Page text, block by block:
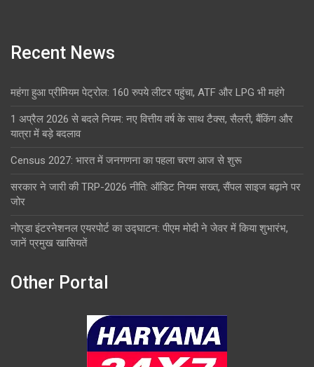
Recent News
महंगा हुआ प्रीमियम पेट्रोल: 160 रुपये लीटर पहुंचा, ATF और LPG भी महंगे
1 अप्रैल 2026 से बदले नियम: नए वित्तीय वर्ष के साथ टैक्स, सैलरी, बैंकिंग और
यात्रा में बड़े बदलाव
Census 2027: भारत में जनगणना का पहला चरण आज से शुरू
सरकार ने जारी की TRP-2026 नीति: ऑडिट नियम सख्त, सैंपल साइज बढ़ाने पर
जोर
नोएडा इंटरनेशनल एयरपोर्ट का उद्घाटन: पीएम मोदी ने जेवर में किया शुभारंभ,
जानें प्रमुख खासियतें
Other Portal